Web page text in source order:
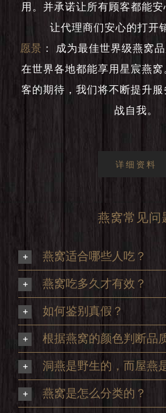
用。并承诺让所有顾客都能
让代理商们安心的打开
愿景 ：
成为最佳世界级燕窝
在世界各地都能享用星宸燕
客的期待，我们将不断提升
战自我。
详细资料
燕窝常见问
燕窝适合哪些人吃？
燕窝吃多久才有效？
如何鉴别真假？
根据燕窝的颜色判断品
洞燕是野生的，而屋燕
燕窝是怎么分类的？